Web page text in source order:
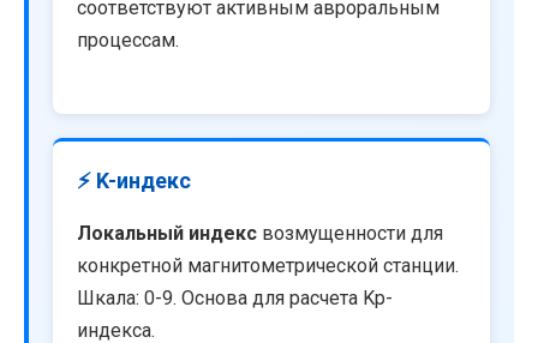
соответствуют активным авроральным
процессам.
⚡ K-индекс
Локальный индекс возмущенности для
конкретной магнитометрической станции.
Шкала: 0-9. Основа для расчета Kp-
индекса.